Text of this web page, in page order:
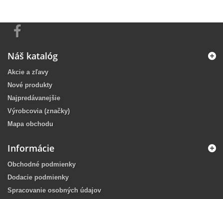
Náš katalóg
Akcie a zľavy
Nové produkty
Najpredávanejšie
Výrobcovia (značky)
Mapa obchodu
Informácie
Obchodné podmienky
Dodacie podmienky
Spracovanie osobných údajov